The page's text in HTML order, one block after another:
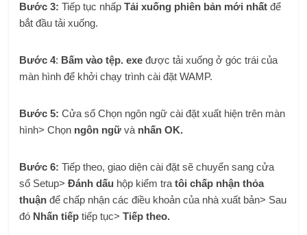
Bước 3: Tiếp tục nhấp Tải xuống phiên bản mới nhấtđể
bắt đầu tải xuống.
Bước 4: Bấm vào tệp. exe được tải xuống ở góc trái của
màn hình để khởi chạy trình cài đặt WAMP.
Bước 5: Cửa sổ Chọn ngôn ngữ cài đặt xuất hiện trên màn
hình> Chọn ngôn ngữ và nhấn OK.
Bước 6:Tiếp theo, giao diện cài đặt sẽ chuyển sang cửa
sổ Setup>Đánh dấu hộp kiểm tra tôi chấp nhận thỏa
thuận để chấp nhận các điều khoản của nhà xuất bản> Sau
đó Nhấn tiếp tiếp tục>Tiếp theo.